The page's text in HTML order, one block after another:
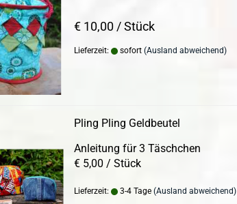
€ 10,00 / Stück
Lieferzeit: sofort (Ausland abweichend)
Pling Pling Geldbeutel
Anleitung für 3 Täschchen
€ 5,00 / Stück
Lieferzeit: 3-4 Tage (Ausland abweichend)